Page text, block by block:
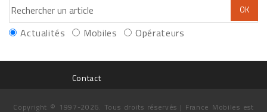
Actualités Mobiles Opérateurs
Contact
Copyright © 1997-2026. Tous droits réservés | France Mobiles est